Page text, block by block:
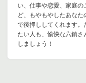
い、仕事や恋愛、家庭
ど、もやもやしたあな
で後押ししてくれます。
たい人も、愉快な六鎮さ
しましょう！